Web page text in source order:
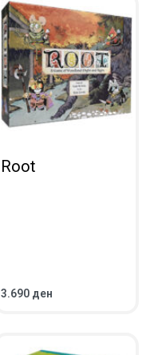
Root
3.690 ден
ВО КОШНИЧКА